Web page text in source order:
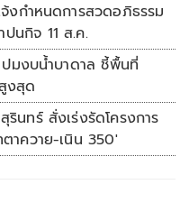
งกำหนดการสวดอภิธรรม
นกิจ 11 ส.ค.
มงบน้ำบาดาล ชี้พื้นที่
งสุด
นทร์ สั่งเร่งรัดโครงการ
าควาย-เนิน 350'